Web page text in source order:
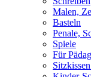
Malen,
Basteln
Penale,
Spiele
Für